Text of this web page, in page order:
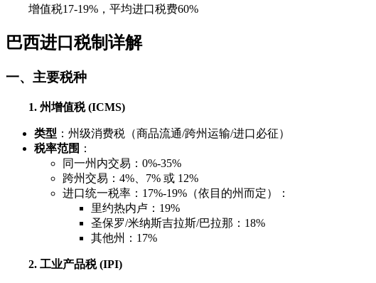
增值税17-19%，平均进口税费60%
巴西进口税制详解
一、主要税种
1. 州增值税 (ICMS)
类型 ：州级消费税（商品流通/跨州运输/进口必征）
税率范围 ：
同一州内交易：0%-35%
跨州交易：4%、7% 或 12%
进口统一税率：17%-19%（依目的州而定）：
里约热内卢：19%
圣保罗/米纳斯吉拉斯/巴拉那：18%
其他州：17%
2. 工业产品税 (IPI)